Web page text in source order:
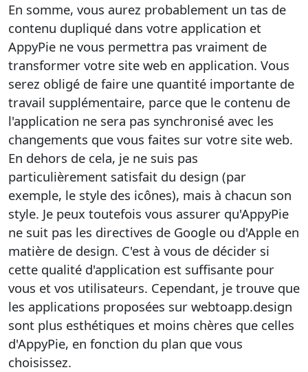
En somme, vous aurez probablement un tas de
contenu dupliqué dans votre application et
AppyPie ne vous permettra pas vraiment de
transformer votre site web en application. Vous
serez obligé de faire une quantité importante de
travail supplémentaire, parce que le contenu de
l'application ne sera pas synchronisé avec les
changements que vous faites sur votre site web.
En dehors de cela, je ne suis pas
particulièrement satisfait du design (par
exemple, le style des icônes), mais à chacun son
style. Je peux toutefois vous assurer qu'AppyPie
ne suit pas les directives de Google ou d'Apple en
matière de design. C'est à vous de décider si
cette qualité d'application est suffisante pour
vous et vos utilisateurs. Cependant, je trouve que
les applications proposées sur webtoapp.design
sont plus esthétiques et moins chères que celles
d'AppyPie, en fonction du plan que vous
choisissez.